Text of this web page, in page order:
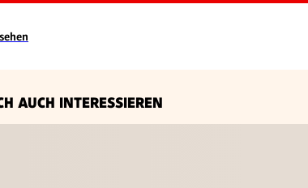
AUCH INTERESSIEREN